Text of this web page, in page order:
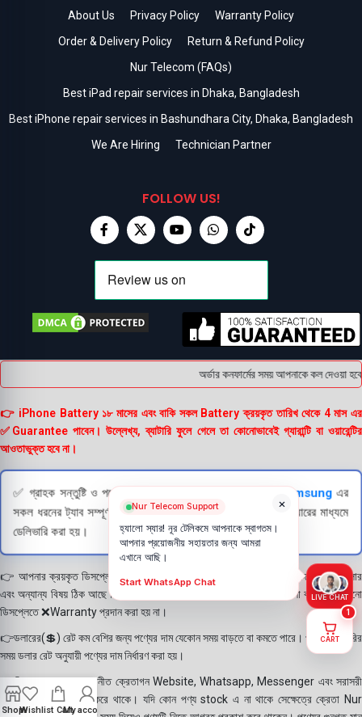
About Us Privacy Policy
Warranty Policy
Order & Delivery Policy
Return & Refund Policy
Nur Telecom (FAQs)
Best iPad repair services in Dhaka, Bangladesh
Best iPhone repair services in Bashundhara City, Dhaka, Bangladesh
We Are Hiring
Technician Partner
FOLLOW US!
অর্ডার কনফার্মের সময় আপনাকে কল দেওয়া
👉 iPhone Battery ১৮ মাসের এবং বাকি সকল Battery ক্রয়কৃত তারিখ থেকে 4 মাস এর
✅Guarantee পাবেন। উল্লেখ্য, ব্যাটারি ফুলে গেলে তা কোনোভাবেই গ্যারান্টি বা ওয়ারেন্টির
আওতাভুক্ত হবে না।
✅ গ্রাহক সন্তুষ্টি ও পণ্যের স্বচ্ছতা নিশ্চিত করতে Samsung এর
সকল ধরনের ট্যাব সম্পূর্ণরূপে যাচাই (Check) করার পরই বিক্রি ও কুরিয়ারের মাধ্যমে
ডেলিভারি করা হয়।
👉 আপনার ক্রয়কৃত ডিসপ্লে স্থায়ী ভাবে লাগানোর আগে মোবাইলে লাগিয়ে চেক করে নিবেন কালার
এবং অন্যান্য বিষয় ঠিক আছে কিনা। শতভাগ নিশ্চিত হয়ে পলি তুলবেন। পলি তোলা বা আঠা লাগানো
ডিসপ্লেতে ❌Warranty প্রদান করা হয় না।
👉ডলারের(💲) রেট কম বেশির জন্য পণ্যের দাম যেকোন সময় বাড়তে বা কমতে পারে। পণ্য ডেলিভারির
সময় ডলার রেট অনুযায়ী পণ্যের দাম নির্ধারণ করা হয়।
👉বিঃ দ্রঃ- আমাদের সম্মানীত ক্রেতাগন Website, Whatsapp, Messenger এবং সরাসরী
ফোন করে পণ্য Order করে থাকে। যদি কোন পণ্য stock এ না থাকে সেক্ষেত্রে ক্রেতা Nur
ShopWishlist CartMy account
×
Nur Telecom Support
হ্যালো স্যার! নূর টেলিকমে আপনাকে স্বাগতম।
আপনার প্রয়োজনীয় সহায়তার জন্য আমরা
এখানে আছি।
Start WhatsApp Chat
LIVE CHAT
1
CART